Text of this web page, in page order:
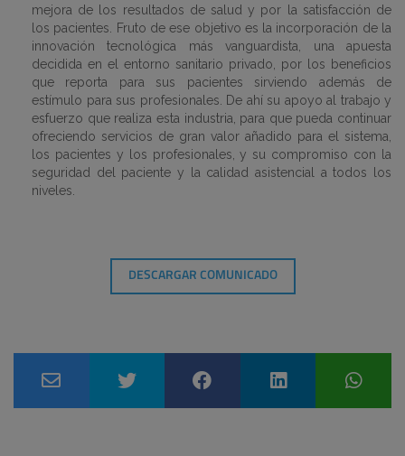
mejora de los resultados de salud y por la satisfacción de
los pacientes. Fruto de ese objetivo es la incorporación de la
innovación tecnológica más vanguardista, una apuesta
decidida en el entorno sanitario privado, por los beneficios
que reporta para sus pacientes sirviendo además de
estímulo para sus profesionales. De ahí su apoyo al trabajo y
esfuerzo que realiza esta industria, para que pueda continuar
ofreciendo servicios de gran valor añadido para el sistema,
los pacientes y los profesionales, y su compromiso con la
seguridad del paciente y la calidad asistencial a todos los
niveles.
DESCARGAR COMUNICADO